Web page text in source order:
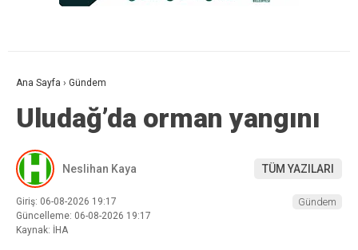
Ana Sayfa › Gündem
Uludağ’da orman yangını
Neslihan Kaya TÜM YAZILARI
Giriş: 06-08-2026 19:17
Güncelleme: 06-08-2026 19:17
Kaynak: İHA
Gündem